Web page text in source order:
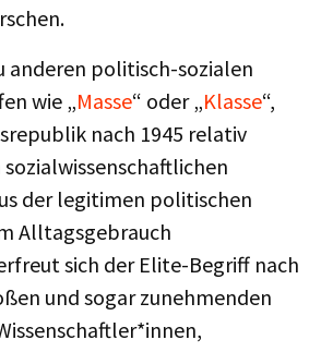
anderen politisch-sozialen
wie „Masse“ oder „Klasse“,
nach 1945 relativ
der legitimen politischen
Alltagsgebrauch
sich der Elite-Begriff nach
und sogar zunehmenden